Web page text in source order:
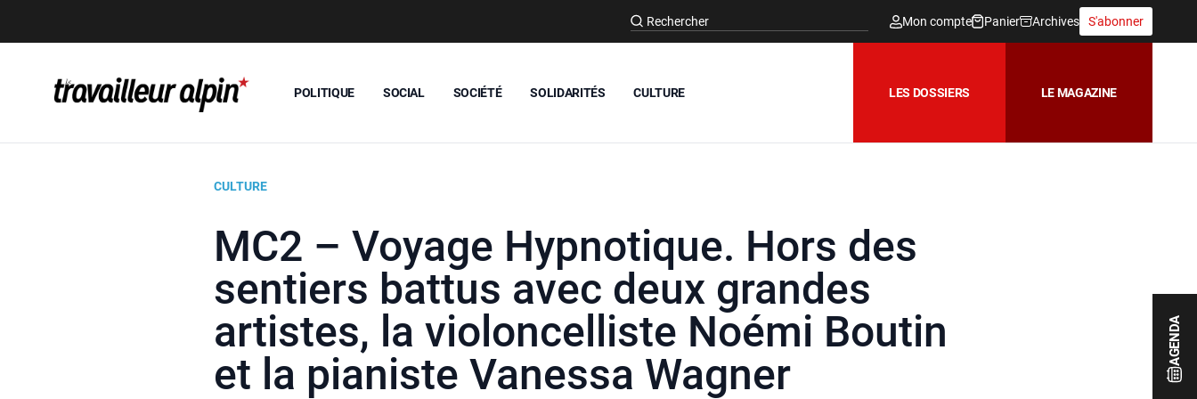
AGENDA
Mon compte Panier Archives S'abonner
POLITIQUE SOCIAL SOCIÉTÉ SOLIDARITÉS CULTURE LES DOSSIERS LE MAGAZINE
CULTURE
MC2 – Voyage Hypnotique. Hors des
sentiers battus avec deux grandes
artistes, la violoncelliste Noémi Boutin
et la pianiste Vanessa Wagner